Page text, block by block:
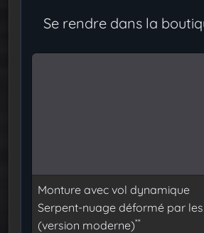
Se rendre dans la
Monture avec vol dynamique
Serpent-nuage déformé par
(version moderne)**